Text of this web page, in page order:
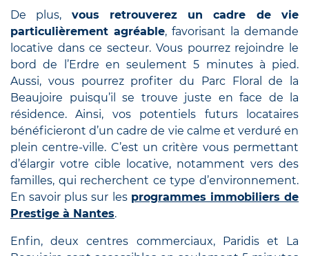
De plus, vous retrouverez un cadre de vie
particulièrement agréable, favorisant la demande
locative dans ce secteur. Vous pourrez rejoindre le
bord de l’Erdre en seulement 5 minutes à pied.
Aussi, vous pourrez profiter du Parc Floral de la
Beaujoire puisqu’il se trouve juste en face de la
résidence. Ainsi, vos potentiels futurs locataires
bénéficieront d’un cadre de vie calme et verduré en
plein centre-ville. C’est un critère vous permettant
d’élargir votre cible locative, notamment vers des
familles, qui recherchent ce type d’environnement.
En savoir plus sur les programmes immobiliers de
Prestige à Nantes.
Enfin, deux centres commerciaux, Paridis et La